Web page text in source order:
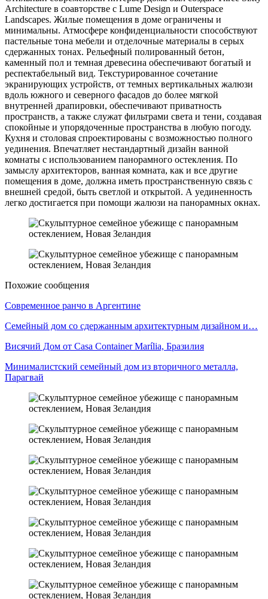
Architecture в соавторстве с Lume Design и Outerspace
Landscapes. Жилые помещения в доме ограничены и
минимальны. Атмосфере конфиденциальности способствуют
пастельные тона мебели и отделочные материалы в серых
сдержанных тонах. Рельефный полированный бетон,
каменный пол и темная древесина обеспечивают богатый и
респектабельный вид. Текстурированное сочетание
экранирующих устройств, от темных вертикальных жалюзи
вдоль южного и северного фасадов до более мягкой
внутренней драпировки, обеспечивают приватность
пространств, а также служат фильтрами света и тени, создавая
спокойные и упорядоченные пространства в любую погоду.
Кухня и столовая спроектированы с возможностью полного
уединения. Впечатляет нестандартный дизайн ванной
комнаты с использованием панорамного остекления. По
замыслу архитекторов, ванная комната, как и все другие
помещения в доме, должна иметь пространственную связь с
внешней средой, быть светлой и открытой. А уединенность
легко достигается при помощи жалюзи на панорамных окнах.
Похожие сообщения
Современное ранчо в Аргентине
Семейный дом со сдержанным архитектурным дизайном и…
Висячий Дом от Casa Container Marília, Бразилия
Минималистский семейный дом из вторичного металла,
Парагвай